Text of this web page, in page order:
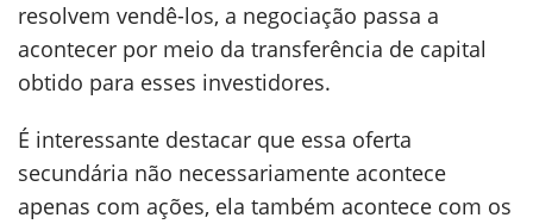
resolvem vendê-los, a negociação passa a
acontecer por meio da transferência de capital
obtido para esses investidores.
É interessante destacar que essa oferta
secundária não necessariamente acontece
apenas com ações, ela também acontece com os